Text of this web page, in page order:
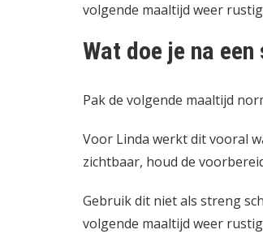
volgende maaltijd weer
Wat doe je na
Pak de volgende maaltijd
Voor Linda werkt dit vooral
zichtbaar, houd de
Gebruik dit niet als streng
volgende maaltijd weer